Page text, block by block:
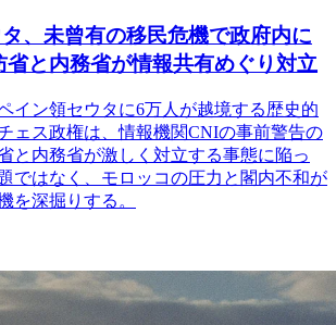
、未曾有の移民危機で政府内に
省と内務省が情報共有めぐり対立
イン領セウタに6万人が越境する歴史的
ェス政権は、情報機関CNIの事前警告の
と内務省が激しく対立する事態に陥っ
ではなく、モロッコの圧力と閣内不和が
を深掘りする。